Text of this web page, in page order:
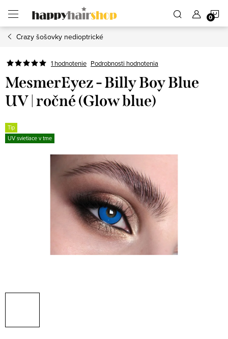
obsah
Crazy šošovky nedioptrické
1 hodnotenie Podrobnosti hodnotenia
MesmerEyez - Billy Boy Blue
UV | ročné (Glow blue)
Tip
UV svietiace v tme